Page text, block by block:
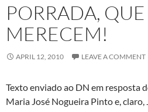
PORRADA, QUE
MERECEM!
APRIL 12, 2010 LEAVE A COMMENT
Texto enviado ao DN em resposta
Maria José Nogueira Pinto e, claro,